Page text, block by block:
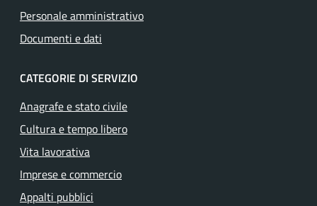
Personale amministrativo
Documenti e dati
CATEGORIE DI SERVIZIO
Anagrafe e stato civile
Cultura e tempo libero
Vita lavorativa
Imprese e commercio
Appalti pubblici